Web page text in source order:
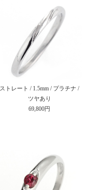
ストレート / 1.5mm / プラチナ /
ツヤあり
69,800円